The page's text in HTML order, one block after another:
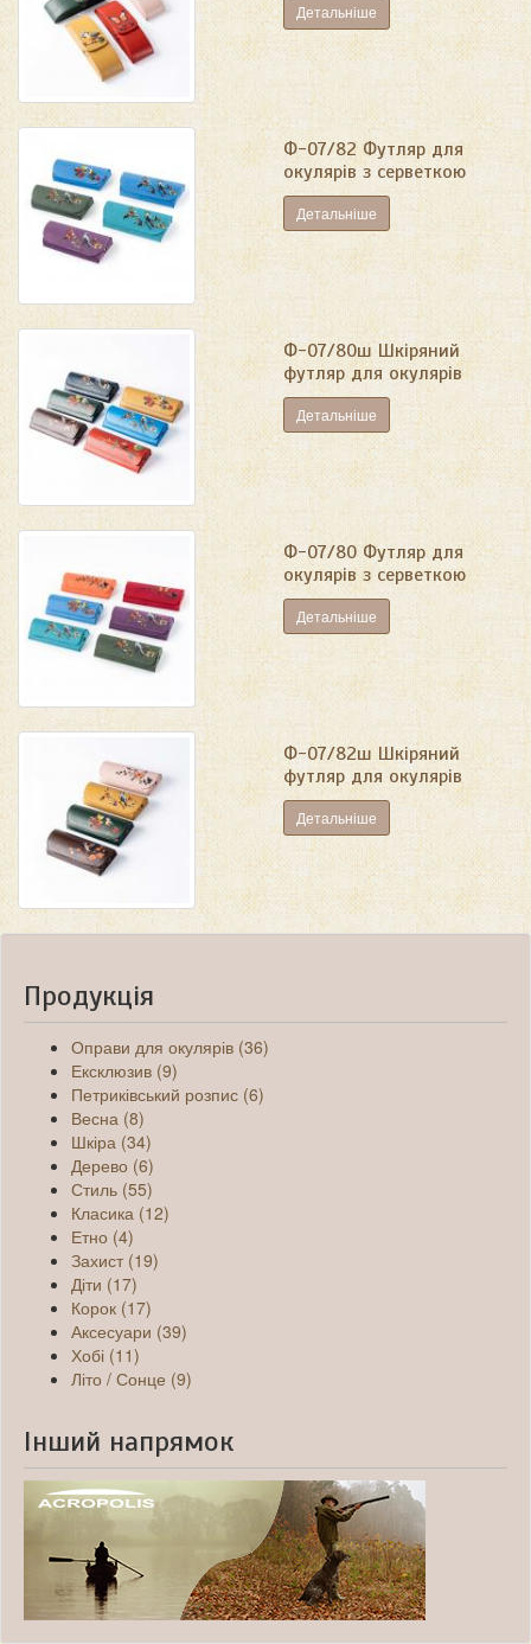
Детальніше
Ф-07/82 Футляр для
окулярів з серветкою
Детальніше
Ф-07/80ш Шкіряний
футляр для окулярів
Детальніше
Ф-07/80 Футляр для
окулярів з серветкою
Детальніше
Ф-07/82ш Шкіряний
футляр для окулярів
Детальніше
Продукція
Оправи для окулярів (36)
Ексклюзив (9)
Петриківський розпис (6)
Весна (8)
Шкіра (34)
Дерево (6)
Стиль (55)
Класика (12)
Етно (4)
Захист (19)
Діти (17)
Корок (17)
Аксесуари (39)
Хобі (11)
Літо / Сонце (9)
Інший напрямок